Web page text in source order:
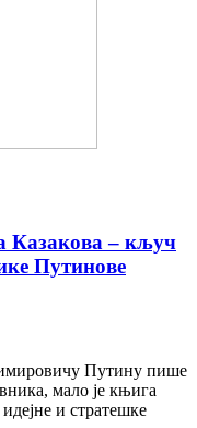
Казакова – кључ
Путинове
Путину пише
мало је књига
и стратешке